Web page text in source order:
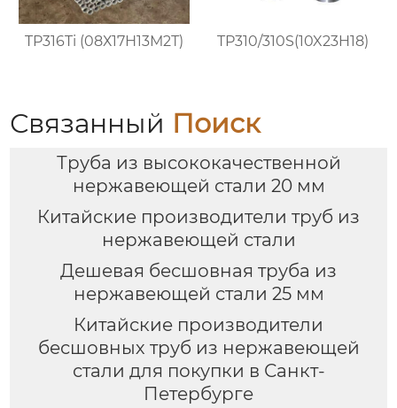
TP316Ti (08Х17Н13М2Т) TP310/310S(10X23H18)
Связанный Поиск
Труба из высококачественной
нержавеющей стали 20 мм
Китайские производители труб из
нержавеющей стали
Дешевая бесшовная труба из
нержавеющей стали 25 мм
Китайские производители
бесшовных труб из нержавеющей
стали для покупки в Санкт-
Петербурге